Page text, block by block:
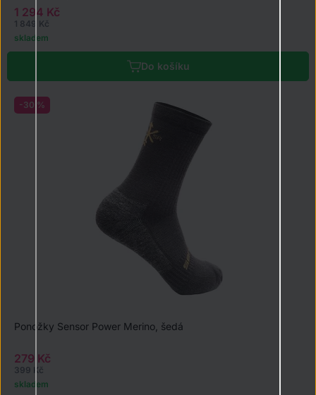
Do košíku
1 294 Kč
1 849 Kč
skladem
-30 %
Ponožky Sensor Power Merino, šedá
279 Kč
399 Kč
skladem